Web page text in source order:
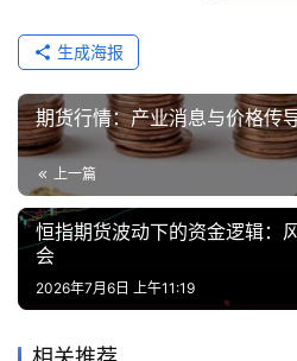
生成海报
期货行情：产业消息与价格传
上一篇
恒指期货波动下的资金逻辑：
会
2026年7月6日 上午11:19